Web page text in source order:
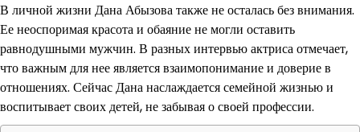
В личной жизни Дана Абызова также не осталась без внимания.
Ее неоспоримая красота и обаяние не могли оставить
равнодушными мужчин. В разных интервью актриса отмечает,
что важным для нее является взаимопонимание и доверие в
отношениях. Сейчас Дана наслаждается семейной жизнью и
воспитывает своих детей, не забывая о своей профессии.